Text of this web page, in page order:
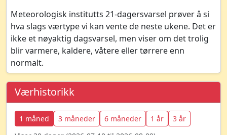
Meteorologisk institutts 21-dagersvarsel prøver å si
hva slags værtype vi kan vente de neste ukene. Det er
ikke et nøyaktig dagsvarsel, men viser om det trolig
blir varmere, kaldere, våtere eller tørrere enn
normalt.
Værhistorikk
1 måned 3 måneder 6 måneder 1 år
3 år